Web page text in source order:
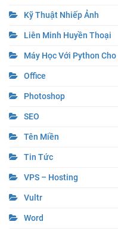
Kỹ Thuật Nhiếp Ảnh
Liên Minh Huyền Thoại
Máy Học Với Python
Office
Photoshop
SEO
Tên Miền
Tin Tức
VPS – Hosting
Vultr
Word